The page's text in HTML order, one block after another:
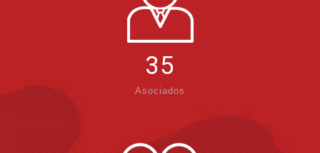
35
Asociados